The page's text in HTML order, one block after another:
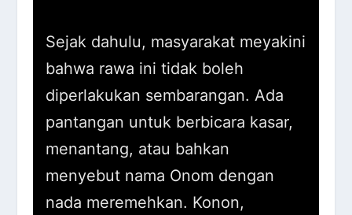
Sejak dahulu, masyarakat meyakini
bahwa rawa ini tidak boleh
diperlakukan sembarangan. Ada
pantangan untuk berbicara kasar,
menantang, atau bahkan
menyebut nama Onom dengan
nada meremehkan. Konon,